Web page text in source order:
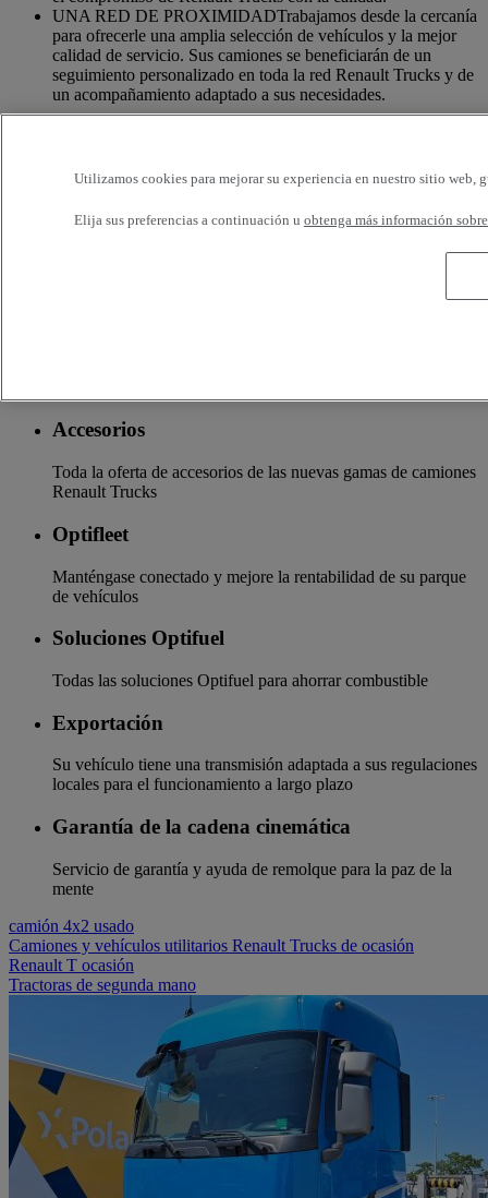
UNA RED DE PROXIMIDADTrabajamos desde la cercanía
para ofrecerle una amplia selección de vehículos y la mejor
calidad de servicio. Sus camiones se beneficiarán de un
seguimiento personalizado en toda la red Renault Trucks y de
un acompañamiento adaptado a sus necesidades.
conjunto de servicios personalizables y adaptados a las
necesidades de su actividad: financiación, seguros, garantía,
Accesorios
Toda la oferta de accesorios de las nuevas gamas de camiones
Renault Trucks
Optifleet
Manténgase conectado y mejore la rentabilidad de su parque
de vehículos
Soluciones Optifuel
Todas las soluciones Optifuel para ahorrar combustible
Exportación
Su vehículo tiene una transmisión adaptada a sus regulaciones
locales para el funcionamiento a largo plazo
Garantía de la cadena cinemática
Servicio de garantía y ayuda de remolque para la paz de la
mente
camión 4x2 usado
Camiones y vehículos utilitarios Renault Trucks de ocasión
Renault T ocasión
Tractoras de segunda mano
Utilizamos cookies para mejorar su experiencia en nuestro sitio web,
Elija sus preferencias a continuación u obtenga más información